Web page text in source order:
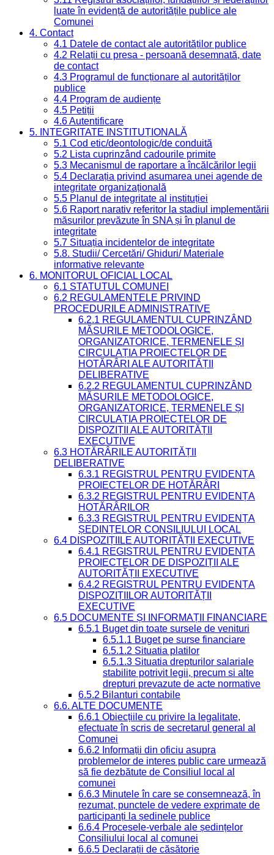
luate în evidență de autoritățile publice ale
Comunei
4. Contact
4.1 Datele de contact ale autorităților publice
4.2 Relații cu presa - persoană desemnată, date
de contact
4.3 Programul de funcționare al autorităților
publice
4.4 Program de audiențe
4.5 Petiții
4.6 Autentificare
5. INTEGRITATE INSTITUȚIONALĂ
5.1 Cod etic/deontologic/de conduită
5.2 Lista cuprinzând cadourile primite
5.3 Mecanismul de raportare a încălcărilor legii
5.4 Declarația privind asumarea unei agende de
integritate organizațională
5.5 Planul de integritate al instituției
5.6 Raport narativ referitor la stadiul implementării
măsurilor prevăzute în SNA și în planul de
integritate
5.7 Situația incidentelor de integritate
5.8. Studii/ Cercetări/ Ghiduri/ Materiale
informative relevante
6. MONITORUL OFICIAL LOCAL
6.1 STATUTUL COMUNEI
6.2 REGULAMENTELE PRIVIND
PROCEDURILE ADMINISTRATIVE
6.2.1 REGULAMENTUL CUPRINZÂND
MĂSURILE METODOLOGICE,
ORGANIZATORICE, TERMENELE ȘI
CIRCULAȚIA PROIECTELOR DE
HOTĂRÂRI ALE AUTORITĂȚII
DELIBERATIVE
6.2.2 REGULAMENTUL CUPRINZÂND
MĂSURILE METODOLOGICE,
ORGANIZATORICE, TERMENELE ȘI
CIRCULAȚIA PROIECTELOR DE
DISPOZIȚII ALE AUTORITĂȚII
EXECUTIVE
6.3 HOTĂRÂRILE AUTORITĂȚII
DELIBERATIVE
6.3.1 REGISTRUL PENTRU EVIDENȚA
PROIECTELOR DE HOTĂRÂRI
6.3.2 REGISTRUL PENTRU EVIDENȚA
HOTĂRÂRILOR
6.3.3 REGISTRUL PENTRU EVIDENȚA
ȘEDINȚELOR CONSILIULUI LOCAL
6.4 DISPOZIȚIILE AUTORITĂȚII EXECUTIVE
6.4.1 REGISTRUL PENTRU EVIDENȚA
PROIECTELOR DE DISPOZIȚII ALE
AUTORITĂȚII EXECUTIVE
6.4.2 REGISTRUL PENTRU EVIDENȚA
DISPOZIȚIILOR AUTORITĂȚII
EXECUTIVE
6.5 DOCUMENTE ȘI INFORMAȚII FINANCIARE
6.5.1 Buget din toate sursele de venituri
6.5.1.1 Buget pe surse financiare
6.5.1.2 Situatia platilor
6.5.1.3 Situatia drepturilor salariale
stabilite potrivit legii, precum si alte
drepturi prevazute de acte normative
6.5.2 Bilanturi contabile
6.6. ALTE DOCUMENTE
6.6.1 Obiecțiile cu privire la legalitate,
efectuate în scris de secretarul general al
Comunei
6.6.2 Informații din oficiu asupra
problemelor de interes public care urmează
să fie dezbătute de Consiliul local al
comunei
6.6.3 Minutele în care se consemnează, în
rezumat, punctele de vedere exprimate de
participanți la ședinele publice
6.6.4 Procesele-verbale ale ședințelor
Consiliului local al comunei
6.6.5 Declarații de căsătorie